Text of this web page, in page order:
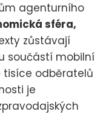
agenturního
sféra,
zůstávají
součástí mobilní
tisíce odběratelů
je